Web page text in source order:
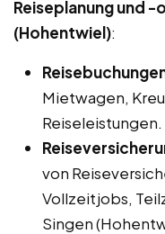
Reiseplanung und -
(Hohentwiel):
Mietwagen,
Reiseleistungen.
von
Vollzeitjobs,
Singen